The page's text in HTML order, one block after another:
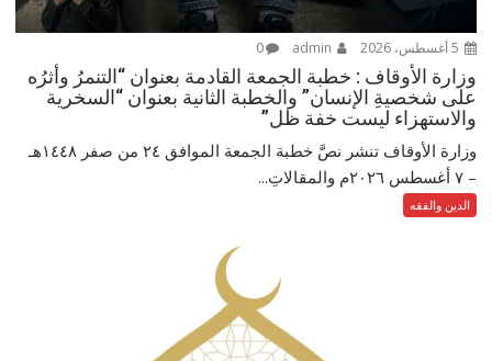
0
وزارة الأوقاف : خطبة الجمعة القادمة بعنوان “التنمرُ وأثرُه
على شخصيةِ الإنسان” والخطبة الثانية بعنوان “السخرية
والاستهزاء ليست خفة ظل”
وزارة الأوقاف تنشر نصَّ خطبة الجمعة الموافق ٢٤ من صفر ١٤٤٨هـ
– ‏٧ أغسطس ٢٠٢٦م والمقالاتِ...
الدين والفقه